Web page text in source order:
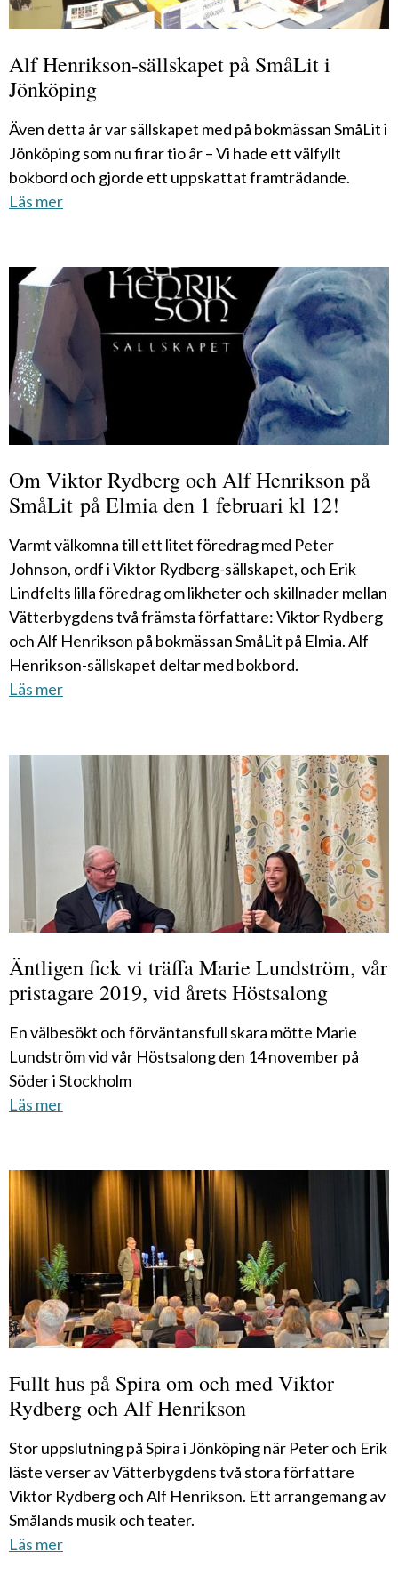
Alf Henrikson-sällskapet på SmåLit i
Jönköping
Även detta år var sällskapet med på bokmässan SmåLit i
Jönköping som nu firar tio år – Vi hade ett välfyllt
bokbord och gjorde ett uppskattat framträdande.
Läs mer
Om Viktor Rydberg och Alf Henrikson på
SmåLit på Elmia den 1 februari kl 12!
Varmt välkomna till ett litet föredrag med Peter
Johnson, ordf i Viktor Rydberg-sällskapet, och Erik
Lindfelts lilla föredrag om likheter och skillnader mellan
Vätterbygdens två främsta författare: Viktor Rydberg
och Alf Henrikson på bokmässan SmåLit på Elmia. Alf
Henrikson-sällskapet deltar med bokbord.
Läs mer
Äntligen fick vi träffa Marie Lundström, vår
pristagare 2019, vid årets Höstsalong
En välbesökt och förväntansfull skara mötte Marie
Lundström vid vår Höstsalong den 14 november på
Söder i Stockholm
Läs mer
Fullt hus på Spira om och med Viktor
Rydberg och Alf Henrikson
Stor uppslutning på Spira i Jönköping när Peter och Erik
läste verser av Vätterbygdens två stora författare
Viktor Rydberg och Alf Henrikson. Ett arrangemang av
Smålands musik och teater.
Läs mer